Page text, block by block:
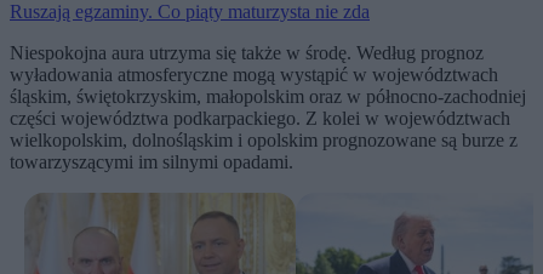
Ruszają egzaminy. Co piąty maturzysta nie zda
Niespokojna aura utrzyma się także w środę. Według prognoz
wyładowania atmosferyczne mogą wystąpić w województwach
śląskim, świętokrzyskim, małopolskim oraz w północno-zachodniej
części województwa podkarpackiego. Z kolei w województwach
wielkopolskim, dolnośląskim i opolskim prognozowane są burze z
towarzyszącymi im silnymi opadami.